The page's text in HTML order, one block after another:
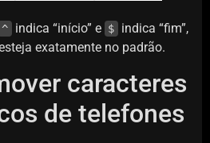
^ indica “início” e $
indica “fim”,
exatamente no padrão.
caracteres
de telefones